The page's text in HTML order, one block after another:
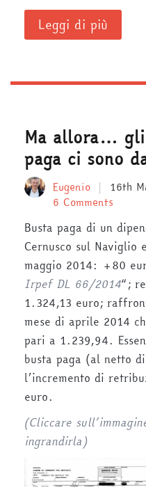
Leggi di più
Ma allora…
paga ci sono
Eugenio 16th
6 Comments
Busta paga di un
Cernusco sul Naviglio
maggio 2014: +80
Irpef DL 66/2014“;
1.324,13 euro;
mese di aprile 2014
pari a 1.239,94.
busta paga (al netto
l’incremento di
euro.
(Cliccare
ingrandirla)